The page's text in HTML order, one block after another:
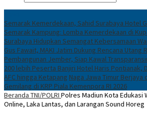
Semarak Kemerdekaan, Sahid Surabaya Hotel
Semarak Kampung: Lomba Kemerdekaan di
Surabaya Hidupkan Semangat Kebersamaan
Gus Fawait, MAKI Jatim Dukung Rencana Utang
Pembangunan Jember, Siap Kawal
200 lebih Peserta Banjiri Hotel Haris Pontianak,
AFC hingga Ketapang Naga Jawa Timur Berjaya
Gemilang di KRP Piala Kemenpora RI 2026
Beranda TNI/POLRI Polres Madiun Kota Edukasi
Online, Laka Lantas, dan Larangan Sound Horeg